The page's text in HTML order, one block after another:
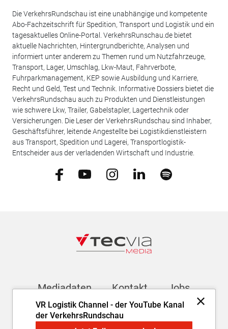
VR Logistik Channel - der YouTube Kanal
der VerkehrsRundschau
Die VerkehrsRundschau ist eine unabhängige und kompetente
Abo-Fachzeitschrift für Spedition, Transport und Logistik und ein
tagesaktuelles Online-Portal. VerkehrsRunschau.de bietet
aktuelle Nachrichten, Hintergrundberichte, Analysen und
informiert unter anderem zu Themen rund um Nutzfahrzeuge,
Transport, Lager, Umschlag, Lkw-Maut, Fahrverbote,
Fuhrparkmanagement, KEP sowie Ausbildung und Karriere,
Recht und Geld, Test und Technik. Informative Dossiers bietet die
VerkehrsRundschau auch zu Produkten und Dienstleistungen
wie schwere Lkw, Trailer, Gabelstapler, Lagertechnik oder
Versicherungen. Die Leser der VerkehrsRundschau sind Inhaber,
Geschäftsführer, leitende Angestellte bei Logistikdienstleistern
aus Transport, Spedition und Lagerei, Transportlogistik-
Entscheider aus der verladenden Wirtschaft und Industrie.
Mediadaten Kontakt Jobs
Newsletter